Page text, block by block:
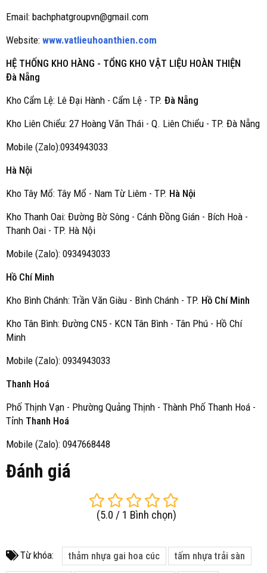
Email: bachphatgroupvn@gmail.com
Website: www.vatlieuhoanthien.com
HỆ THỐNG KHO HÀNG - TỔNG KHO VẬT LIỆU HOÀN THIỆN
Đà Nẵng
Kho Cẩm Lệ: Lê Đại Hành - Cẩm Lệ - TP. Đà Nẵng
Kho Liên Chiểu: 27 Hoàng Văn Thái - Q. Liên Chiểu - TP. Đà Nẵng
Mobile (Zalo):0934943033
Hà Nội
Kho Tây Mổ: Tây Mổ - Nam Từ Liêm - TP. Hà Nội
Kho Thanh Oai: Đường Bờ Sông - Cánh Đồng Gián - Bích Hoà -
Thanh Oai - TP. Hà Nội
Mobile (Zalo): 0934943033
Hồ Chí Minh
Kho Bình Chánh: Trần Văn Giàu - Bình Chánh - TP. Hồ Chí Minh
Kho Tân Bình: Đường CN5 - KCN Tân Bình - Tân Phú - Hồ Chí
Minh
Mobile (Zalo): 0934943033
Thanh Hoá
Phố Thịnh Vạn - Phường Quảng Thịnh - Thành Phố Thanh Hoá -
Tỉnh Thanh Hoá
Mobile (Zalo): 0947668448
Đánh giá
(5.0 / 1 Bình chọn)
Từ khóa: thảm nhựa gai hoa cúc tấm nhựa trải sàn